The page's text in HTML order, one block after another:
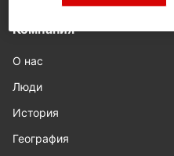
Компания
О нас
Люди
История
География